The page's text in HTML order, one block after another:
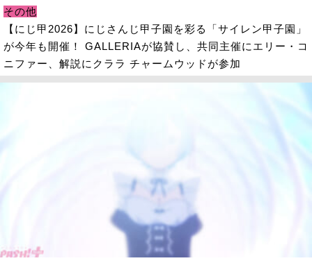
その他
【にじ甲2026】にじさんじ甲子園を彩る「サイレン甲子園」
が今年も開催！ GALLERIAが協賛し、共同主催にエリー・コ
ニファー、解説にクララ チャームウッドが参加